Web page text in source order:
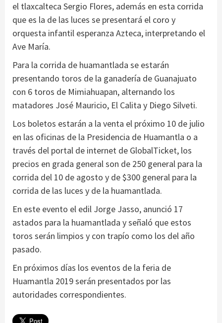
el tlaxcalteca Sergio Flores, además en esta corrida
que es la de las luces se presentará el coro y
orquesta infantil esperanza Azteca, interpretando el
Ave María.
Para la corrida de huamantlada se estarán
presentando toros de la ganadería de Guanajuato
con 6 toros de Mimiahuapan, alternando los
matadores José Mauricio, El Calita y Diego Silveti.
Los boletos estarán a la venta el próximo 10 de julio
en las oficinas de la Presidencia de Huamantla o a
través del portal de internet de GlobalTicket, los
precios en grada general son de 250 general para la
corrida del 10 de agosto y de $300 general para la
corrida de las luces y de la huamantlada.
En este evento el edil Jorge Jasso, anunció 17
astados para la huamantlada y señaló que estos
toros serán limpios y con trapío como los del año
pasado.
En próximos días los eventos de la feria de
Huamantla 2019 serán presentados por las
autoridades correspondientes.